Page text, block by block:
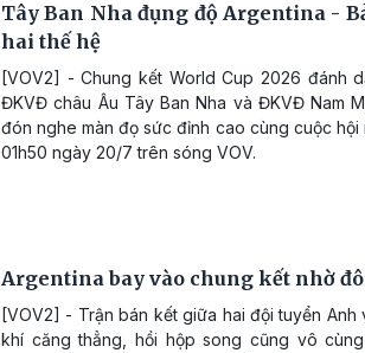
Tây Ban Nha đụng độ Argentina -
hai thế hệ
[VOV2] - Chung kết World Cup 2026 đánh
ĐKVĐ châu Âu Tây Ban Nha và ĐKVĐ Nam
đón nghe màn đọ sức đỉnh cao cùng cuộc hội
01h50 ngày 20/7 trên sóng VOV.
Argentina bay vào chung kết nhờ
[VOV2] - Trận bán kết giữa hai đội tuyển
khí căng thẳng, hồi hộp song cũng vô